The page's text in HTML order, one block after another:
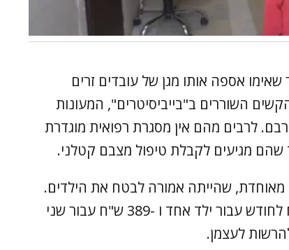
אספה אותו מגן של עובדים זרים
השוררים ב"בייביסיטרים", המעונות
לרבים מהם אין מסגרת רפואית מוגדרת
מגיעים לקבלת טיפול מצבם קטלני.
מאוחדת, שהייתה אמורה לבטח את הילדים.
אבל תמורת השירות צריכים ההורים לשלם 195 ש"ח לחודש עבור ילד אחד ו -389 ש"ח עבור שני
לעצמן.